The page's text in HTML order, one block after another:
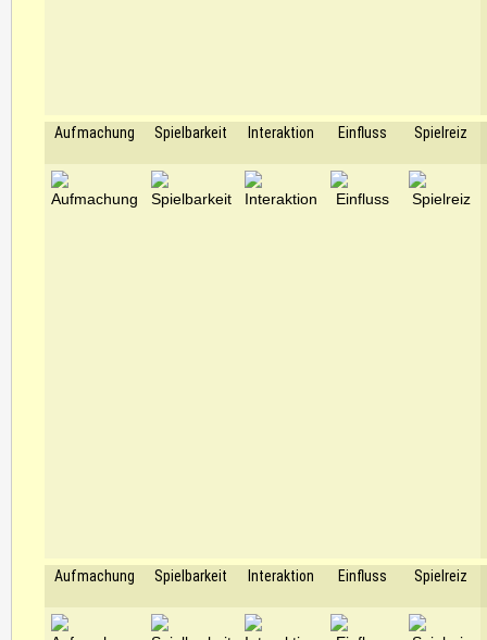
Aufmachung Spielbarkeit Interaktion Einfluss Spielreiz
Aufmachung Spielbarkeit Interaktion Einfluss Spielreiz